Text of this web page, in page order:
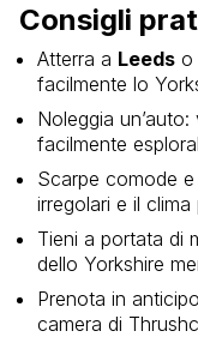
Consigli
Atterra a Leeds o
facilmente lo
Noleggia
facilmente
Scarpe comode
irregolari e il
Tieni a portata di
dello Yorkshire
Prenota in
camera di